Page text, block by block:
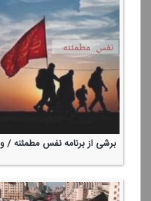
برشی از برنامه نفس مطمئنه /